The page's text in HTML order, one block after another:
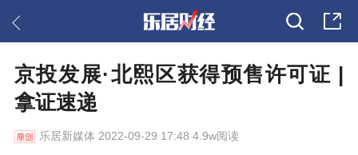
京投发展·北熙区获得预售许可证 |
拿证速递
乐居新媒体 2022-09-29 17:48 4.9w阅读